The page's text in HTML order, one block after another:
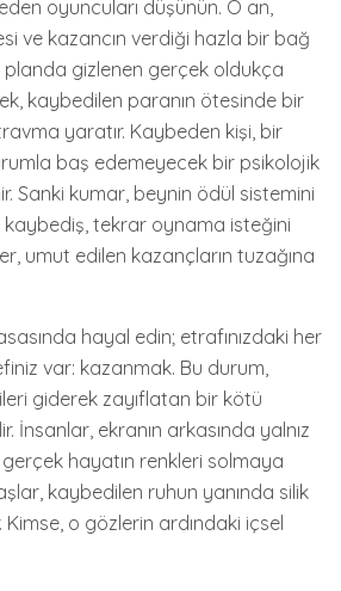
oyuncuları düşünün. O an,
ve kazancın verdiği hazla bir bağ
planda gizlenen gerçek oldukça
kaybedilen paranın ötesinde bir
yaratır. Kaybeden kişi, bir
baş edemeyecek bir psikolojik
Sanki kumar, beynin ödül sistemini
kaybediş, tekrar oynama isteğini
umut edilen kazançların tuzağına
hayal edin; etrafınızdaki her
var: kazanmak. Bu durum,
giderek zayıflatan bir kötü
İnsanlar, ekranın arkasında yalnız
hayatın renkleri solmaya
kaybedilen ruhun yanında silik
Kimse, o gözlerin ardındaki içsel